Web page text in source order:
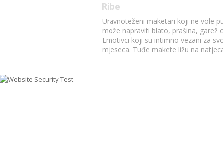
Ribe
Uravnoteženi maketari koji ne vole
može napraviti blato, prašina, garež
Emotivci koji su intimno vezani za
mjeseca. Tuđe makete ližu na